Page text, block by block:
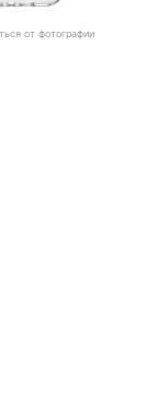
от фотографии